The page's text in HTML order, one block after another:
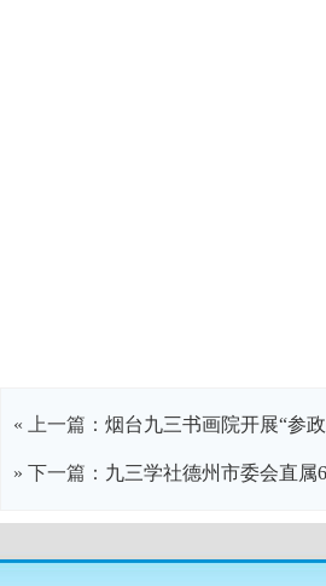
« 上一篇： 烟台九三书画院开展“参
» 下一篇： 九三学社德州市委会直属